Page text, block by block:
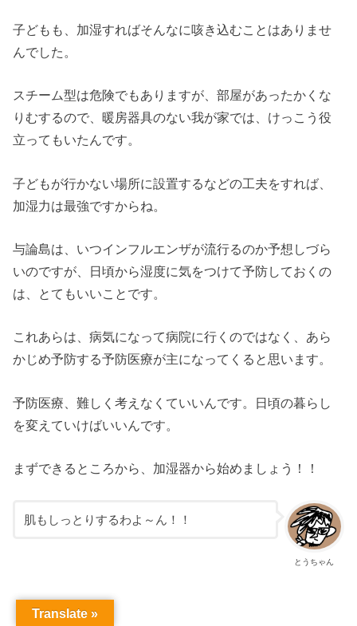
子どもも、加湿すればそんなに咳き込むことはありませ
んでした。
スチーム型は危険でもありますが、部屋があったかくな
りむするので、暖房器具のない我が家では、けっこう役
立ってもいたんです。
子どもが行かない場所に設置するなどの工夫をすれば、
加湿力は最強ですからね。
与論島は、いつインフルエンザが流行るのか予想しづら
いのですが、日頃から湿度に気をつけて予防しておくの
は、とてもいいことです。
これあらは、病気になって病院に行くのではなく、あら
かじめ予防する予防医療が主になってくると思います。
予防医療、難しく考えなくていいんです。日頃の暮らし
を変えていけばいいんです。
まずできるところから、加湿器から始めましょう！！
とうちゃん
肌もしっとりするわよ～ん！！
Translate »